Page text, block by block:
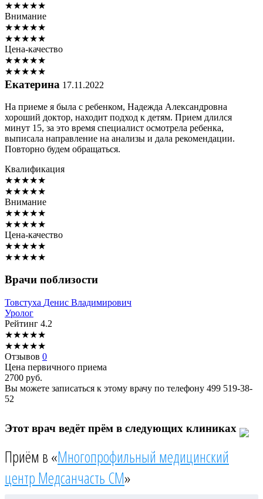
★★★★★
Внимание
★★★★★
★★★★★
Цена-качество
★★★★★
★★★★★
Екатерина 17.11.2022
На приеме я была с ребенком, Надежда Александровна
хороший доктор, находит подход к детям. Прием длился
минут 15, за это время специалист осмотрела ребенка,
выписала направление на анализы и дала рекомендации.
Повторно будем обращаться.
Квалификация
★★★★★
★★★★★
Внимание
★★★★★
★★★★★
Цена-качество
★★★★★
★★★★★
Врачи поблизости
Товстуха Денис Владимирович
Уролог
Рейтинг 4.2
★★★★★
★★★★★
Отзывов 0
Цена первичного приема
2700 руб.
Вы можете записаться к этому врачу по телефону 499 519-38-
52
Этот врач ведёт прём в следующих клиниках
Приём в «Многопрофильный медицинский
центр Медсанчасть СМ»